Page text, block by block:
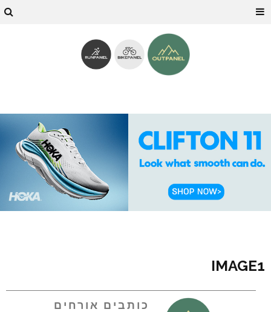
IMAGE1
כותבים אורחים